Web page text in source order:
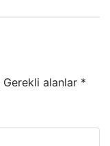
Gerekli alanlar *